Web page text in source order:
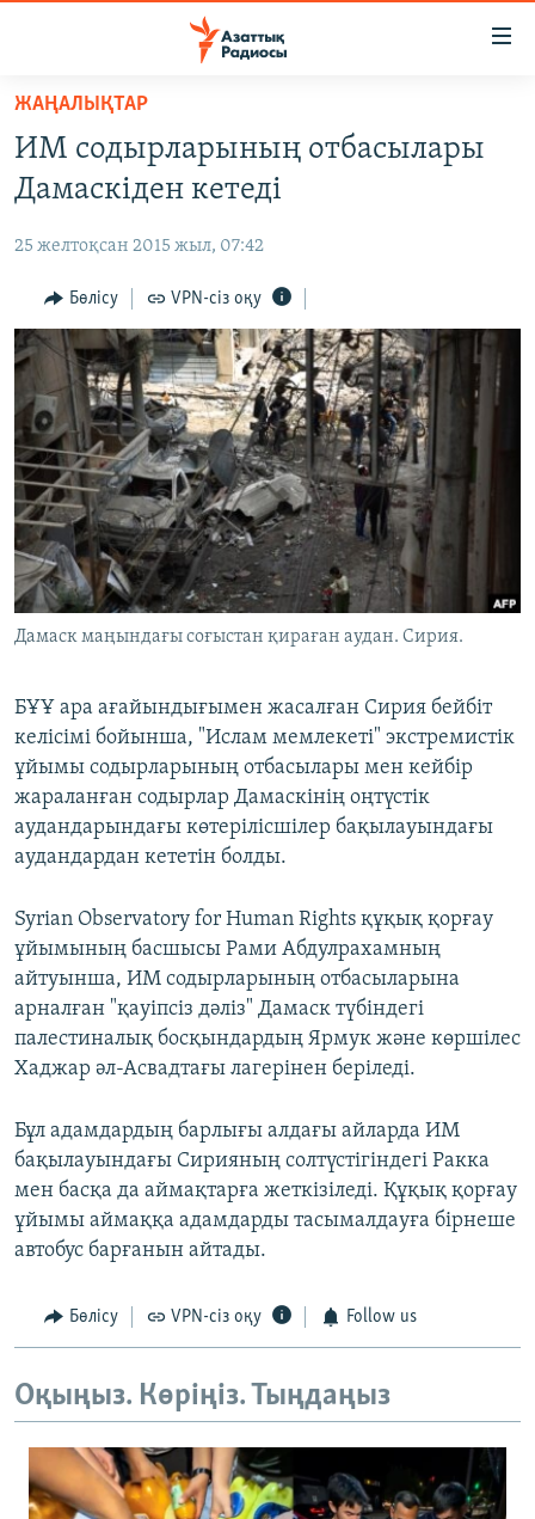
Skip
main
content
to
Navigation
Skip
to
Search
ҚАҢТАР ОҚИҒАСЫ
АДАМ ҚҰҚЫҚТАРЫ
ӘЛЕУМЕТ
ӘЛЕМ
АРНАЙЫ ЖОБАЛАР
Русский
ЖАЗЫЛЫҢЫЗ
ЖАҢАЛЫҚТАР
ИМ содырларының отбасылары
Дамаскіден кетеді
25 желтоқсан 2015 жыл, 07:42
Бөлісу VPN-сіз оқу
Дамаск маңындағы соғыстан қираған аудан. Сирия.
БҰҰ ара ағайындығымен жасалған Сирия бейбіт
келісімі бойынша, "Ислам мемлекеті" экстремистік
ұйымы содырларының отбасылары мен кейбір
жараланған содырлар Дамаскінің оңтүстік
аудандарындағы көтерілісшілер бақылауындағы
аудандардан кететін болды.
Syrian Observatory for Human Rights құқық қорғау
ұйымының басшысы Рами Абдулрахамның
айтуынша, ИМ содырларының отбасыларына
арналған "қауіпсіз дәліз" Дамаск түбіндегі
палестиналық босқындардың Ярмук және көршілес
Хаджар әл-Асвадтағы лагерінен беріледі.
Бұл адамдардың барлығы алдағы айларда ИМ
бақылауындағы Сирияның солтүстігіндегі Ракка
мен басқа да аймақтарға жеткізіледі. Құқық қорғау
ұйымы аймаққа адамдарды тасымалдауға бірнеше
автобус барғанын айтады.
Бөлісу VPN-сіз оқу Follow us
Оқыңыз. Көріңіз. Тыңдаңыз